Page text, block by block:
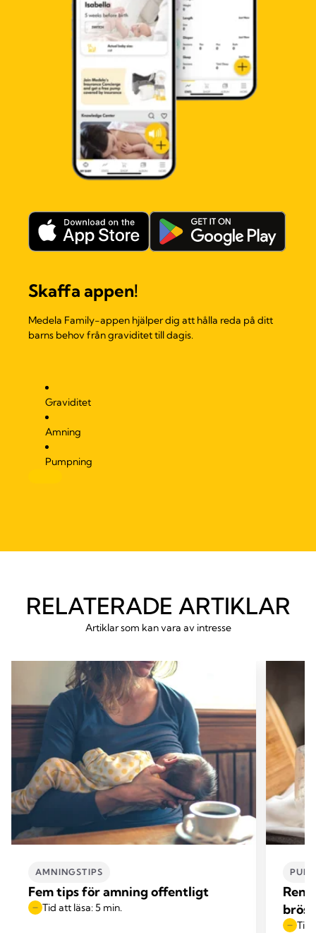
Skaffa appen!
Medela Family-appen hjälper dig att hålla reda på ditt
barns behov från graviditet till dagis.
Graviditet
Amning
Pumpning
RELATERADE ARTIKLAR
Artiklar som kan vara av intresse
AMNINGSTIPS
Fem tips för amning offentligt
Tid att läsa: 5 min.
Tid